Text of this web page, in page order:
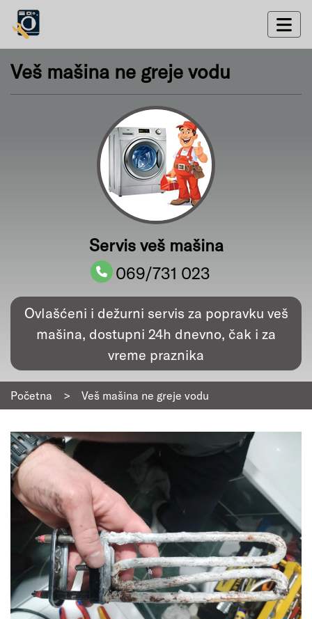
Veš mašina ne greje vodu
Servis veš mašina
069/731 023
Ovlašćeni i dežurni servis za popravku veš
mašina, dostupni 24h dnevno, čak i za
vreme praznika
Početna > Veš mašina ne greje vodu